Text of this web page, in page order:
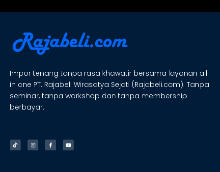
Impor tenang tanpa rasa khawatir bersama layanan all
in one PT. Rajabeli Wirasatya Sejati (Rajabeli.com). Tanpa
seminar, tanpa workshop dan tanpa membership
berbayar.